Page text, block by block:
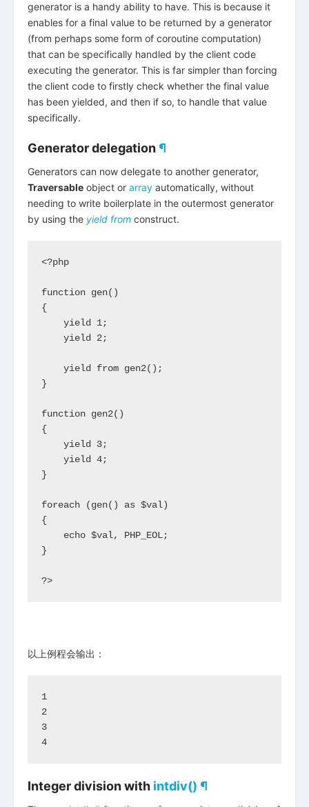
generator is a handy ability to have. This is because it
enables for a final value to be returned by a generator
(from perhaps some form of coroutine computation)
that can be specifically handled by the client code
executing the generator. This is far simpler than forcing
the client code to firstly check whether the final value
has been yielded, and then if so, to handle that value
specifically.
Generator delegation ¶
Generators can now delegate to another generator,
Traversable object or array automatically, without
needing to write boilerplate in the outermost generator
by using the yield from construct.
<?php
function gen()
{
    yield 1;
    yield 2;
    yield from gen2();
}
function gen2()
{
    yield 3;
    yield 4;
}
foreach (gen() as $val)
{
    echo $val, PHP_EOL;
}
?>
以上例程会输出：
1
2
3
Integer division with intdiv() ¶